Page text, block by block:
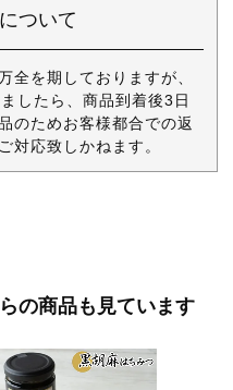
ついて
全を期しておりますが、
したら、商品到着後3日
のためお客様都合での返
対応致しかねます。
の商品も見ています